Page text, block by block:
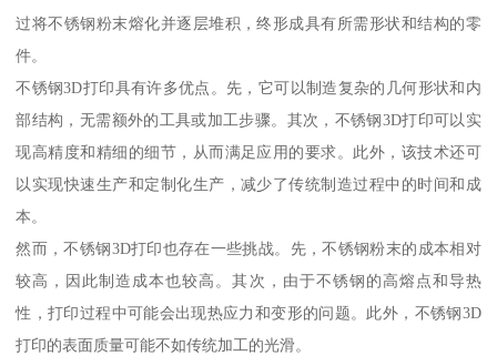
过将不锈钢粉末熔化并逐层堆积，终形成具有所需形状和结构的零
件。
不锈钢3D打印具有许多优点。先，它可以制造复杂的几何形状和内
部结构，无需额外的工具或加工步骤。其次，不锈钢3D打印可以实
现高精度和精细的细节，从而满足应用的要求。此外，该技术还可
以实现快速生产和定制化生产，减少了传统制造过程中的时间和成
本。
然而，不锈钢3D打印也存在一些挑战。先，不锈钢粉末的成本相对
较高，因此制造成本也较高。其次，由于不锈钢的高熔点和导热
性，打印过程中可能会出现热应力和变形的问题。此外，不锈钢3D
打印的表面质量可能不如传统加工的光滑。